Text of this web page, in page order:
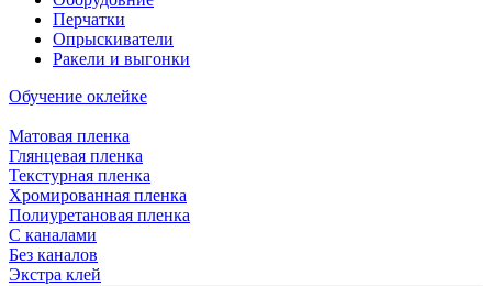
Перчатки
Опрыскиватели
Ракели и выгонки
Обучение оклейке
Матовая пленка
Глянцевая пленка
Текстурная пленка
Хромированная пленка
Полиуретановая пленка
С каналами
Без каналов
Экстра клей